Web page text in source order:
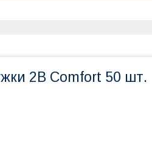
2B Comfort 50 шт.